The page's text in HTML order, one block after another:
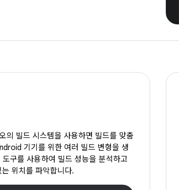
빌드 시스템을 사용하면 빌드를 맞춤
기기를 위한 여러 빌드 변형을 생
구를 사용하여 빌드 성능을 분석하고
위치를 파악합니다.